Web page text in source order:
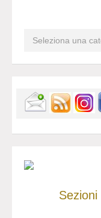
Sezioni